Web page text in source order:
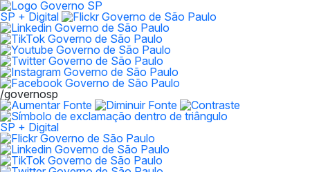
SP + Digital
/governosp
SP + Digital